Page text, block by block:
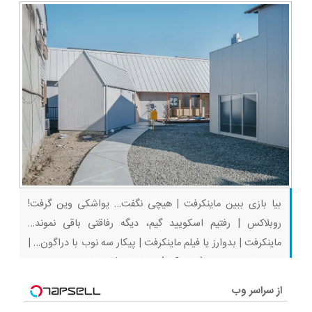
بیا بازی ببین ماینکرفت | هیچی نگفت… یواشکی وین گرفت!
روبلاکس | رفتیم اسکویید گیم، دیگه رفاقتی باقی نموند…
ماینکرفت | بدوارز یا فیلم ماینکرفت | پیکار سه نوب با دراگون… |
بقا با رفقا قسمت ۹ (پارت آخر) ماینکرفت | کی فکرشو میکرد توی
بدوارز انقدر کمپ جوابه!!! روبلاکس | با دوستم رفتیم گرنی،
از سراسر وب